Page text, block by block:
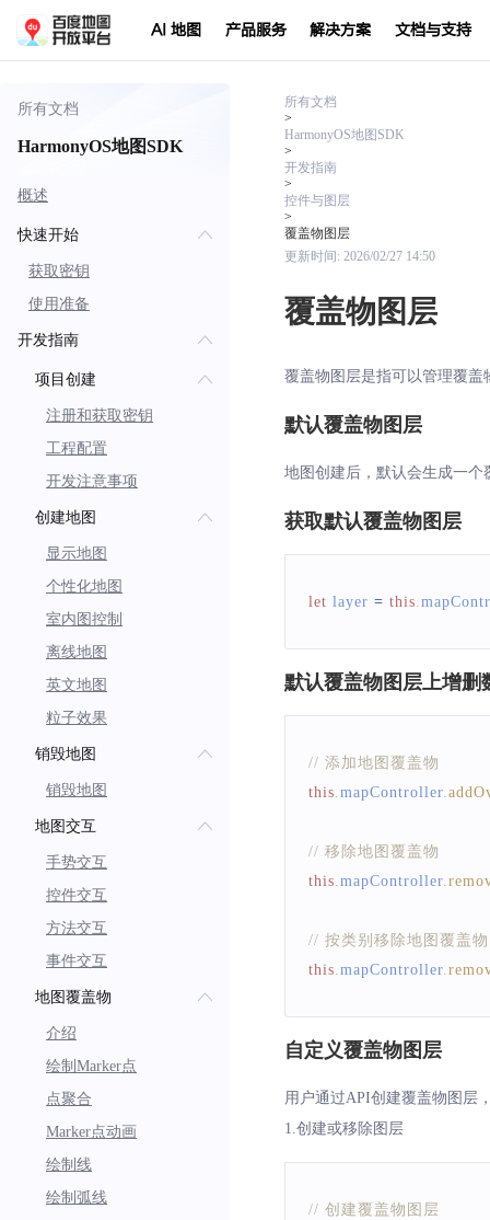
AI 地图 产品服务 解决方案 文档与支持
所有文档
HarmonyOS地图SDK
概述
快速开始
获取密钥
使用准备
开发指南
项目创建
注册和获取密钥
工程配置
开发注意事项
创建地图
显示地图
个性化地图
室内图控制
离线地图
英文地图
粒子效果
销毁地图
销毁地图
地图交互
手势交互
控件交互
方法交互
事件交互
地图覆盖物
介绍
绘制Marker点
点聚合
Marker点动画
绘制线
绘制弧线
所有文档
>
HarmonyOS地图SDK
>
开发指南
>
控件与图层
>
覆盖物图层
更新时间: 2026/02/27 14:50
覆盖物图层
覆盖物图层是指可以管理覆盖
默认覆盖物图层
地图创建后，默认会生成一
获取默认覆盖物图层
let layer = this
默认覆盖物图层上增删
// 添加地图覆盖物
this mapController
// 移除地图覆盖物
this mapController
// 按类别移除地图覆盖物
this mapController
自定义覆盖物图层
用户通过API创建覆盖物图层
1.创建或移除图层
// 创建覆盖物图层